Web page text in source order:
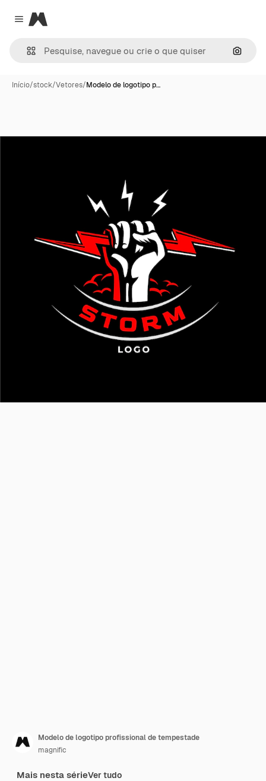
Close menu
Magnific
Início/stock/Vetores/Modelo de logotipo p…
Modelo de logotipo profissional de tempestade
magnific
Mais nesta sérieVer tudo